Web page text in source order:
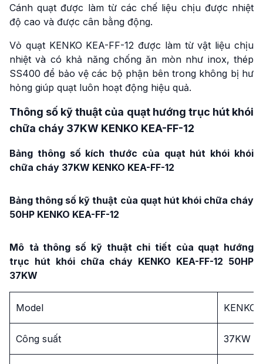
Cánh quạt được làm từ các chế liệu chịu được nhiệt
độ cao và được cân bằng động.
Vỏ quạt KENKO KEA-FF-12 được làm từ vật liệu chịu
nhiệt và có khả năng chống ăn mòn như inox, thép
SS400 để bảo vệ các bộ phận bên trong không bị hư
hỏng giúp quạt luôn hoạt động hiệu quả.
Thông số kỹ thuật của quạt hướng trục hút khói
chữa cháy 37KW KENKO KEA-FF-12
Bảng thông số kích thước của quạt hút khói khói
chữa cháy 37KW KENKO KEA-FF-12
Bảng thông số kỹ thuật của quạt hút khói chữa cháy
50HP KENKO KEA-FF-12
Mô tả thông số kỹ thuật chi tiết của quạt hướng
trục hút khói chữa cháy KENKO KEA-FF-12 50HP
37KW
Model KENKO
Công suất 37KW –